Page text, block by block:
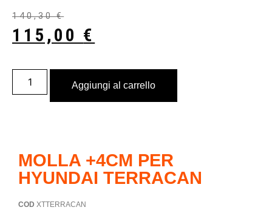
140,30€
115,00 €
Aggiungi al carrello
MOLLA +4CM PER
HYUNDAI TERRACAN
COD XTTERRACAN